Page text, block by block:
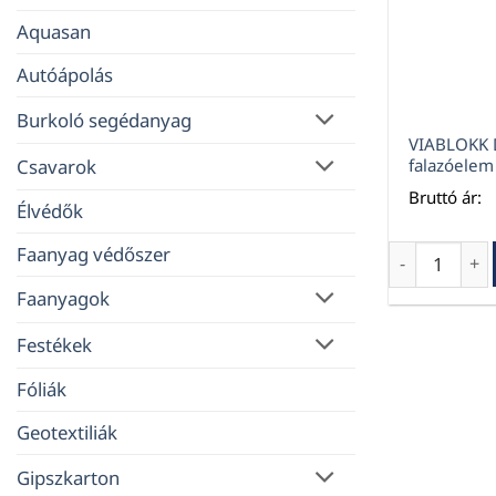
Aquasan
Autóápolás
Burkoló segédanyag
Csavarok
Élvédők
Faanyag védőszer
Faanyagok
Festékek
Fóliák
Geotextiliák
Gipszkarton
Bruttó ár:
VIABLOKK